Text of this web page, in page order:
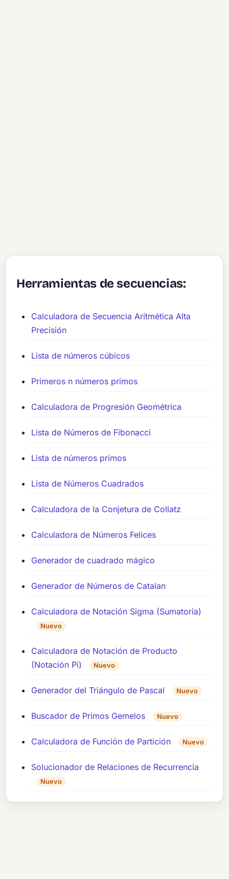
Herramientas de secuencias:
Calculadora de Secuencia Aritmética Alta
Precisión
Lista de números cúbicos
Primeros n números primos
Calculadora de Progresión Geométrica
Lista de Números de Fibonacci
Lista de números primos
Lista de Números Cuadrados
Calculadora de la Conjetura de Collatz
Calculadora de Números Felices
Generador de cuadrado mágico
Generador de Números de Catalan
Calculadora de Notación Sigma (Sumatoria)
Nuevo
Calculadora de Notación de Producto
(Notación Pi)
Nuevo
Generador del Triángulo de Pascal Nuevo
Buscador de Primos Gemelos Nuevo
Calculadora de Función de Partición Nuevo
Solucionador de Relaciones de Recurrencia
Nuevo